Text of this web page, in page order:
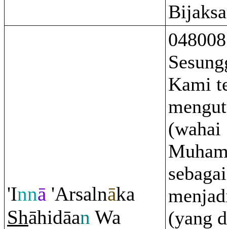
'Innā 'Arsalnāka
Shāhidāan Wa
048008
Kami
(wahai
(yang